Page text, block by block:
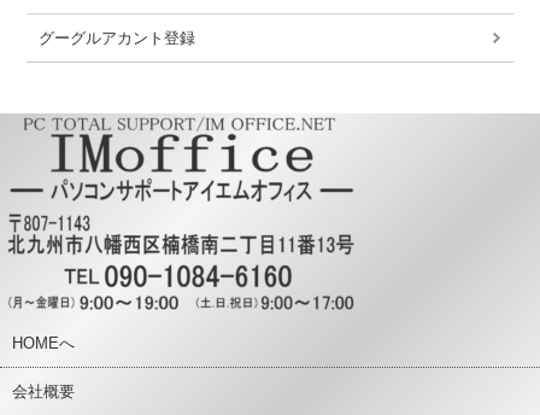
グーグルアカント登録
HOMEへ
会社概要